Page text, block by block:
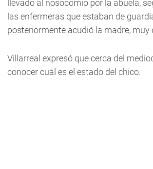
llevado al nosocomio por la abuela,
las enfermeras que estaban de
posteriormente acudió la madre, muy
Villarreal expresó que cerca del
conocer cuál es el estado del chico.